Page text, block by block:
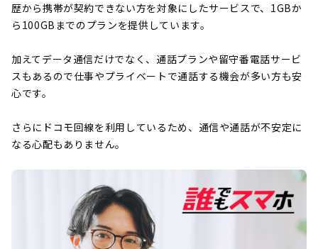
歴から携帯が契約できない方を対象にしたサービスで、1GBか
ら100GBまでのプランを提供しています。
加えてデータ通信だけでなく、通話プランや留守番電話サービ
スもあるので仕事やプライベートで通話する機会が多い方も安
心です。
さらにドコモ回線を利用しているため、通信や通話が不安定に
なる心配もありません。